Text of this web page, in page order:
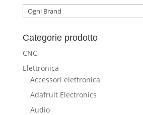
Categorie prodotto
CNC
Elettronica
Accessori elettronica
Adafruit Electronics
Audio